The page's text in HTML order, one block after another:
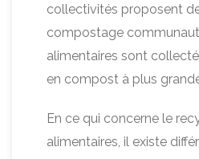
collectivités proposent
compostage
alimentaires sont
en compost à plus
En ce qui concerne le
alimentaires, il existe